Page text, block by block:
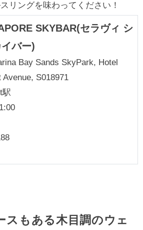
リングを味わってください！
SKYBAR(セラヴィ シ
バー)
Bay Sands SkyPark, Hotel
S018971
駅
スもある木目調のウェ